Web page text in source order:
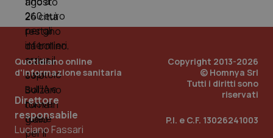
Quotidiano online
d'informazione sanitaria
Direttore
responsabile
Luciano Fassari
Copyright 2013-2026
© Homnya Srl
Tutti i diritti sono
riservati
P.I. e C.F. 13026241003
_ga_KM60CM4NPH .quotidianosanita.it
1
mese